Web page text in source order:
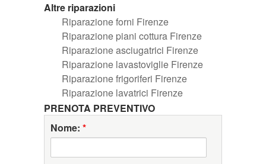
Altre riparazioni
Riparazione forni Firenze
Riparazione piani cottura Firenze
Riparazione asciugatrici Firenze
Riparazione lavastoviglie Firenze
Riparazione frigoriferi Firenze
Riparazione lavatrici Firenze
PRENOTA PREVENTIVO
Nome: *